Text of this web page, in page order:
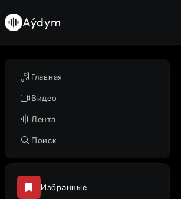
Главная
Видео
Лента
Поиск
Избранные
Aýdym